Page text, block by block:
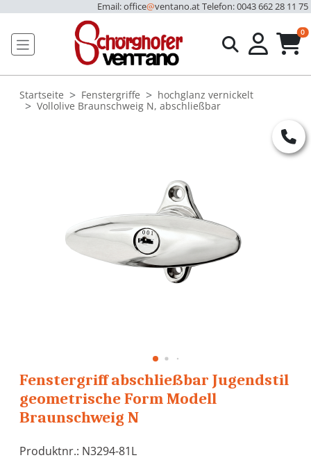
Email: office@ventano.atTelefon: 0043 662 28 11 75
0
Startseite Fenstergriffe
hochglanz vernickelt
Vollolive Braunschweig N, abschließbar
Fenstergriff abschließbar Jugendstil
geometrische Form Modell
Braunschweig N
Produktnr.: N3294-81L